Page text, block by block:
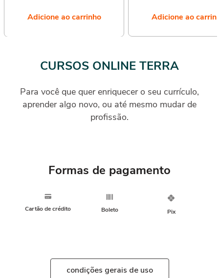
Adicione ao carrinho Adicione ao
CURSOS ONLINE TERRA
Para você que quer enriquecer o seu currículo,
aprender algo novo, ou até mesmo mudar de
profissão.
Formas de pagamento
Cartão de crédito Boleto Pix
condições gerais de uso